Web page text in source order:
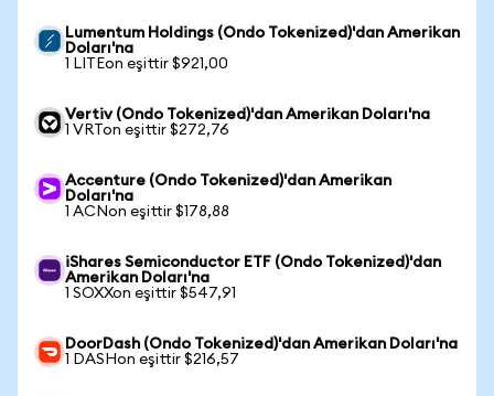
Lumentum Holdings (Ondo Tokenized)'dan Amerikan
Doları'na
1 LITEon eşittir $921,00
Vertiv (Ondo Tokenized)'dan Amerikan Doları'na
1 VRTon eşittir $272,76
Accenture (Ondo Tokenized)'dan Amerikan
Doları'na
1 ACNon eşittir $178,88
iShares Semiconductor ETF (Ondo Tokenized)'dan
Amerikan Doları'na
1 SOXXon eşittir $547,91
DoorDash (Ondo Tokenized)'dan Amerikan Doları'na
1 DASHon eşittir $216,57